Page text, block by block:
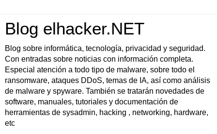
Blog elhacker.NET
Blog sobre informática, tecnología, privacidad y seguridad.
Con entradas sobre noticias con información completa.
Especial atención a todo tipo de malware, sobre todo el
ransomware, ataques DDoS, temas de IA, así como análisis
de malware y spyware. También se tratarán novedades de
software, manuales, tutoriales y documentación de
herramientas de sysadmin, hacking , networking, hardware,
etc